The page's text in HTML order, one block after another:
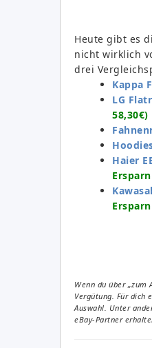
Heute gibt es
nicht wirklich
drei
Kappa
LG
58,30€)
Haier
Wenn du über
Vergütung. Für dich
Auswahl. Unter
eBay-Partner